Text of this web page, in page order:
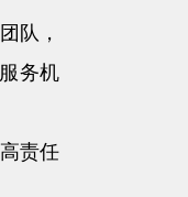
队，
务机
责任